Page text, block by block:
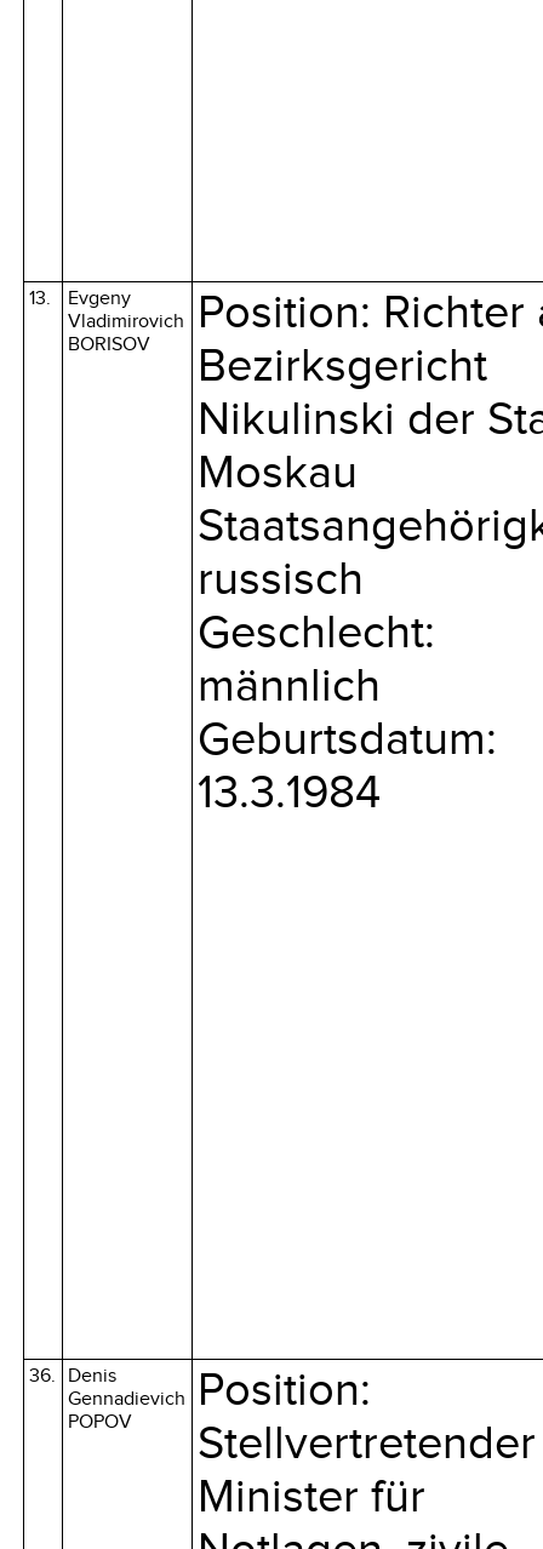
13.
Evgeny
Vladimirovich
BORISOV
Position: Richter
Bezirksgericht
Nikulinski der
Moskau
russisch
Geschlecht:
männlich
Geburtsdatum:
13.3.1984
36.
Denis
Gennadievich
POPOV
Position:
Stellvertretender
Minister für